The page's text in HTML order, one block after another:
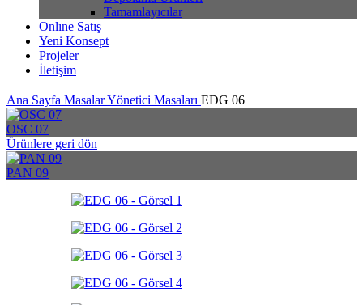
Tamamlayıcılar
Onlıne Satış
Yeni Konsept
Projeler
İletişim
Ana Sayfa MasalarYönetici Masaları EDG 06
OSC 07
Ürünlere geri dön
PAN 09